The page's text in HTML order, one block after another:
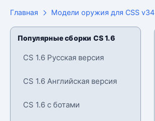
Главная Модели оружия для CSS v34
Популярные сборки CS 1.6
CS 1.6 Русская версия
CS 1.6 Английская версия
CS 1.6 с ботами